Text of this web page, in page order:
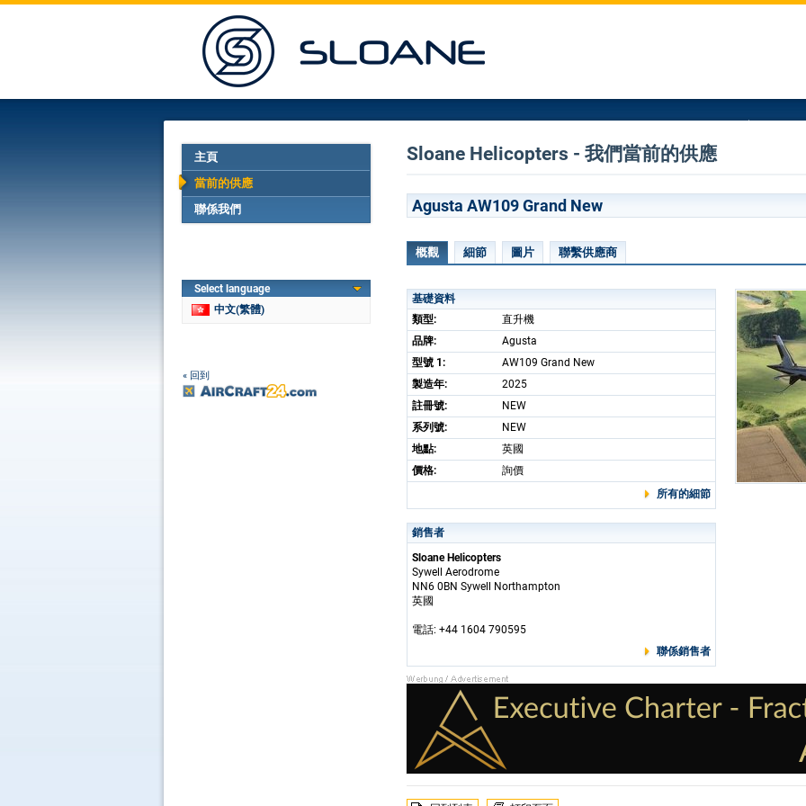
主頁
當前的供應
聯係我們
Select language
中文(繁體)
« 回到
Sloane Helicopters - 我們當前的供應
Agusta AW109 Grand New
概觀 細節 圖片 聯繫供應商
基礎資料
類型:
直升機
品牌:
Agusta
型號 1:
AW109 Grand New
製造年:
2025
註冊號:
NEW
系列號:
NEW
地點:
英國
價格:
詢價
所有的細節
銷售者
Sloane Helicopters
Sywell Aerodrome
NN6 0BN Sywell Northampton
英國
電話: +44 1604 790595
聯係銷售者